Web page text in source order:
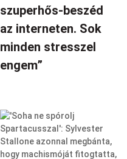
szuperhős-beszéd
az interneten. Sok
minden stresszel
engem”